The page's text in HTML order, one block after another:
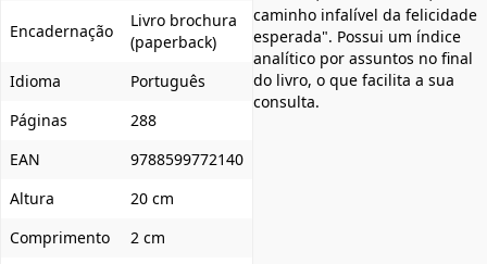
Encadernação
Livro brochura
(paperback)
Idioma
Português
Páginas
288
EAN
9788599772140
Altura
20 cm
Comprimento
2 cm
caminho infalível da felicidade
esperada". Possui um índice
analítico por assuntos no final
do livro, o que facilita a sua
consulta.